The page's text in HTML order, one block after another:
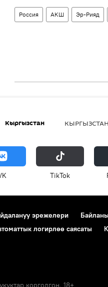
Россия АКШ Эр-Рияд
Кыргызстан КЫРГЫЗСТАН
ТikТоk
эрежелери
логирлөө саясаты
корголгон. 18+